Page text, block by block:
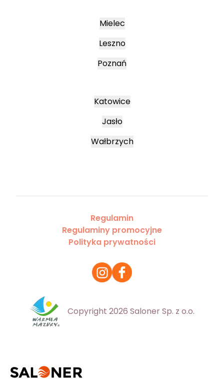
Mielec
Leszno
Poznań
Katowice
Jasło
Wałbrzych
Regulamin
Regulaminy promocyjne
Polityka prywatności
Copyright 2026 Saloner Sp. z o.o.